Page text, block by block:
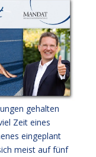
gehalten
Zeit eines
eingeplant
meist auf fünf